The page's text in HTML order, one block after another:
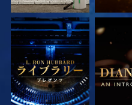
シリーズを探求 シリ